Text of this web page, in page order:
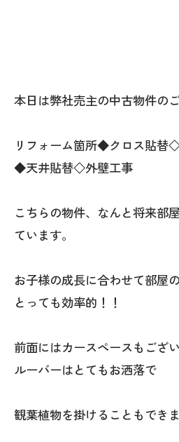
本日は弊社売主の中古物件の
リフォーム箇所◆クロス貼替
◆天井貼替◇外壁工事
こちらの物件、なんと将来部
ています。
お子様の成長に合わせて部屋
とっても効率的！！
前面にはカースペースもござ
ルーバーはとてもお洒落で
観葉植物を掛けることもできま